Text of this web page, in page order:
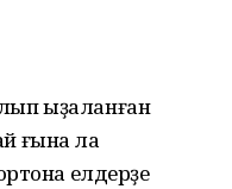
ыҙаланған
ғына ла
елдерҙе